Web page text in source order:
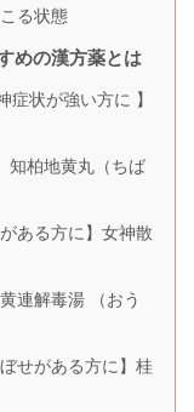
る状態
めの漢方薬とは
症状が強い方に 】
知柏地黄丸（ちば
ある方に】女神散
連解毒湯 （おう
せがある方に】桂